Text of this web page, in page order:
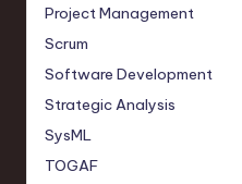
Project Management
Scrum
Software Development
Strategic Analysis
SysML
TOGAF